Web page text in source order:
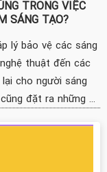
TRONG VIỆC
SÁNG TẠO?
lý bảo vệ các sáng
thuật đến các
cho người sáng
đặt ra những ...